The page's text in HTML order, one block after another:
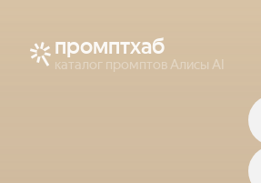
промптхаб
каталог промптов Алисы AI